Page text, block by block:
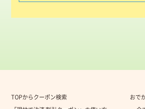
TOPからクーポン検索
おで